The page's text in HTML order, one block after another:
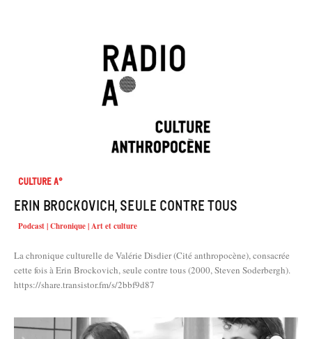
Culture A°
Erin Brockovich, seule contre tous
Podcast | Chronique | Art et culture
La chronique culturelle de Valérie Disdier (Cité anthropocène), consacrée
cette fois à Erin Brockovich, seule contre tous (2000, Steven Soderbergh).
https://share.transistor.fm/s/2bbf9d87